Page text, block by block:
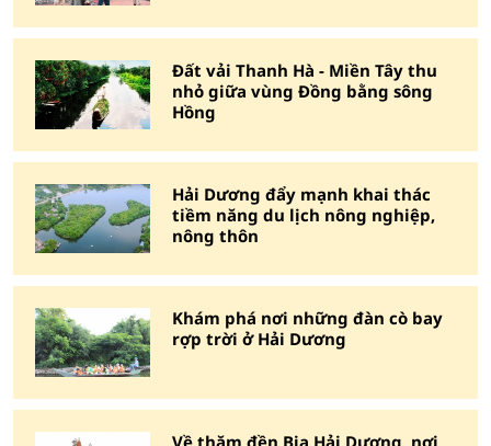
Đất vải Thanh Hà - Miền Tây thu
nhỏ giữa vùng Đồng bằng sông
Hồng
Hải Dương đẩy mạnh khai thác
tiềm năng du lịch nông nghiệp,
nông thôn
Khám phá nơi những đàn cò bay
rợp trời ở Hải Dương
Về thăm đền Bia Hải Dương, nơi